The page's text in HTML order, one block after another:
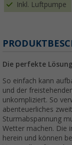
Inkl. Luftpumpe
Die perfekte
So einfach kann
und der
unkompliziert. So
abenteuerliches
Sturmabspannung
Wetter machen. Die
herein und können